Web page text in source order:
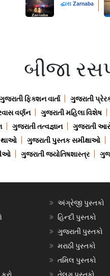
દ્વારા Zarnaba
બીજા
ગુજરાતી ફિક્શન વાર્તા ગુજરાતી
વર્ણન
ગુજરાતી મહિલા વિશેષ
ગુજરાતી તત્વજ્ઞાન ગુજરાતી
ગુજરાતી પુસ્તક સમીક્ષાઓ
ગુજરાતી જ્યોતિષશાસ્ત્ર
અંગ્રેજી પુસ્તકો
હિન્દી પુસ્તકો
ગુજરાતી પુસ્તકો
મરાઠી પુસ્તકો
તમિલ પુસ્તકો